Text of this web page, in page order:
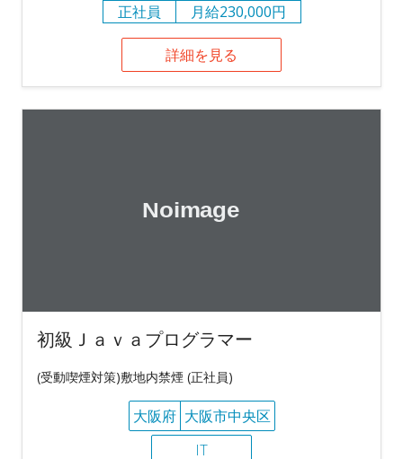
正社員
月給230,000円
詳細を見る
初級Ｊａｖａプログラマー
(受動喫煙対策)敷地内禁煙 (正社員)
大阪府 大阪市中央区
IT